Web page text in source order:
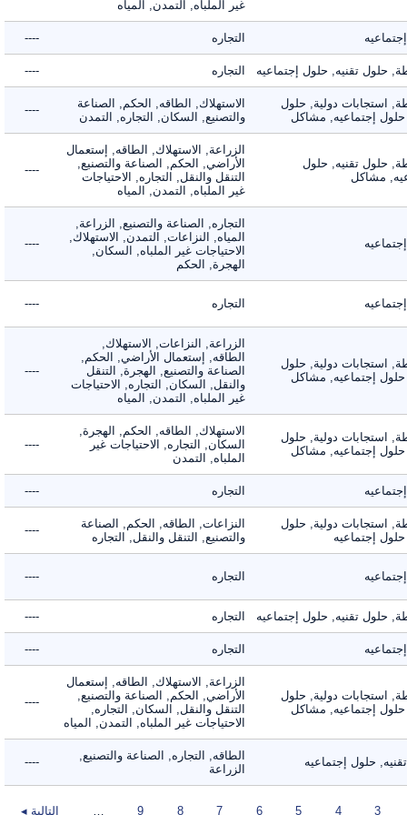
غير الملباه, التمدن, المياه
التجاره ----
حلول تقنيه, حلول إجتماعيه التجاره ----
استجابات دولية, حلول
إجتماعيه, مشاكل
الاستهلاك, الطاقه, الحكم, الصناعة
والتصنيع, السكان, التجاره, التمدن
----
حلول تقنيه, حلول
مشاكل
الزراعة, الاستهلاك, الطاقه, إستعمال
الأراضي, الحكم, الصناعة والتصنيع,
التنقل والنقل, التجاره, الاحتياجات
غير الملباه, التمدن, المياه
----
التجاره, الصناعة والتصنيع, الزراعة,
المياه, النزاعات, التمدن, الاستهلاك,
الاحتياجات غير الملباه, السكان,
الهجرة, الحكم
----
التجاره ----
استجابات دولية, حلول
إجتماعيه, مشاكل
الزراعة, النزاعات, الاستهلاك,
الطاقه, إستعمال الأراضي, الحكم,
الصناعة والتصنيع, الهجرة, التنقل
والنقل, السكان, التجاره, الاحتياجات
غير الملباه, التمدن, المياه
----
استجابات دولية, حلول
إجتماعيه, مشاكل
الاستهلاك, الطاقه, الحكم, الهجرة,
السكان, التجاره, الاحتياجات غير
الملباه, التمدن
----
التجاره ----
استجابات دولية, حلول
إجتماعيه
النزاعات, الطاقه, الحكم, الصناعة
والتصنيع, التنقل والنقل, التجاره
----
التجاره ----
حلول تقنيه, حلول إجتماعيه التجاره ----
التجاره ----
استجابات دولية, حلول
إجتماعيه, مشاكل
الزراعة, الاستهلاك, الطاقه, إستعمال
الأراضي, الحكم, الصناعة والتصنيع,
التنقل والنقل, السكان, التجاره,
الاحتياجات غير الملباه, التمدن, المياه
----
حلول إجتماعيه
الطاقه, التجاره, الصناعة والتصنيع,
الزراعة
----
التالية ◂